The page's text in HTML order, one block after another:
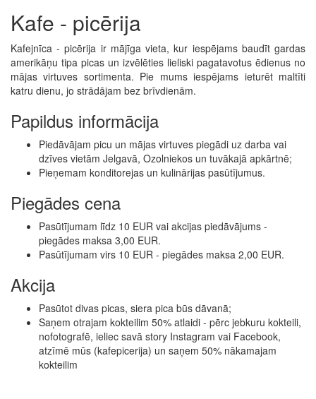
Kafe - picērija
Kafejnīca - picērija ir mājīga vieta, kur iespējams baudīt gardas
amerikāņu tipa picas un izvēlēties lieliski pagatavotus ēdienus no
mājas virtuves sortimenta. Pie mums iespējams ieturēt maltīti
katru dienu, jo strādājam bez brīvdienām.
Papildus informācija
Piedāvājam picu un mājas virtuves piegādi uz darba vai
dzīves vietām Jelgavā, Ozolniekos un tuvākajā apkārtnē;
Pieņemam konditorejas un kulinārijas pasūtījumus.
Piegādes cena
Pasūtījumam līdz 10 EUR vai akcijas piedāvājums -
piegādes maksa 3,00 EUR.
Pasūtījumam virs 10 EUR - piegādes maksa 2,00 EUR.
Akcija
Pasūtot divas picas, siera pica būs dāvanā;
Saņem otrajam kokteilim 50% atlaidi - pērc jebkuru kokteili,
nofotografē, ieliec savā story Instagram vai Facebook,
atzīmē mūs (kafepicerija) un saņem 50% nākamajam
kokteilim